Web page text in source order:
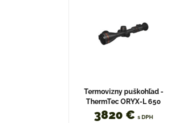
Termovizny puškohľad -
ThermTec ORYX-L 650
3820 € s DPH